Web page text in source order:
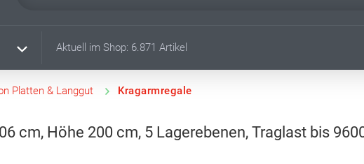
Aktuell im Shop: 6.871 Artikel
Platten & Langgut Kragarmregale
cm, Höhe 200 cm, 5 Lagerebenen, Traglast bis